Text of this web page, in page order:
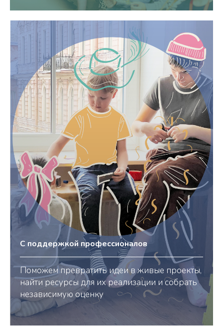
С поддержкой профессионалов
Поможем превратить идеи в живые проекты,
найти ресурсы для их реализации и собрать
независимую оценку